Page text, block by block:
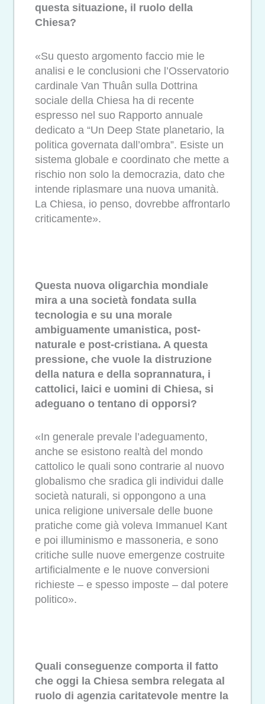
questa situazione, il ruolo della
Chiesa?
«Su questo argomento faccio mie le
analisi e le conclusioni che l’Osservatorio
cardinale Van Thuân sulla Dottrina
sociale della Chiesa ha di recente
espresso nel suo Rapporto annuale
dedicato a “Un Deep State planetario, la
politica governata dall’ombra”. Esiste un
sistema globale e coordinato che mette a
rischio non solo la democrazia, dato che
intende riplasmare una nuova umanità.
La Chiesa, io penso, dovrebbe affrontarlo
criticamente».
Questa nuova oligarchia mondiale
mira a una società fondata sulla
tecnologia e su una morale
ambiguamente umanistica, post-
naturale e post-cristiana. A questa
pressione, che vuole la distruzione
della natura e della soprannatura, i
cattolici, laici e uomini di Chiesa, si
adeguano o tentano di opporsi?
«In generale prevale l’adeguamento,
anche se esistono realtà del mondo
cattolico le quali sono contrarie al nuovo
globalismo che sradica gli individui dalle
società naturali, si oppongono a una
unica religione universale delle buone
pratiche come già voleva Immanuel Kant
e poi illuminismo e massoneria, e sono
critiche sulle nuove emergenze costruite
artificialmente e le nuove conversioni
richieste – e spesso imposte – dal potere
politico».
Quali conseguenze comporta il fatto
che oggi la Chiesa sembra relegata al
ruolo di agenzia caritatevole mentre la